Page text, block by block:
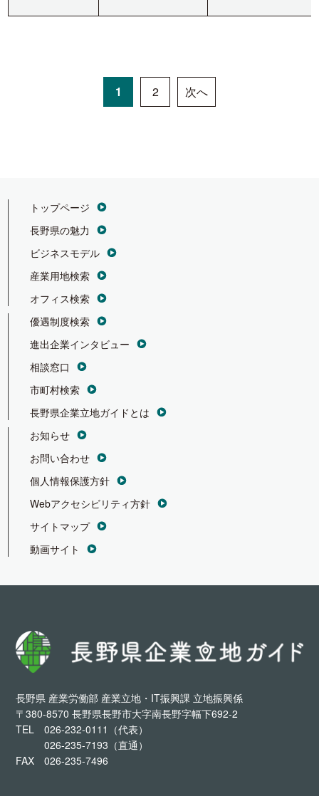
1 2 次へ
トップページ
長野県の魅力
ビジネスモデル
産業用地検索
オフィス検索
優遇制度検索
進出企業インタビュー
相談窓口
市町村検索
長野県企業立地ガイドとは
お知らせ
お問い合わせ
個人情報保護方針
Webアクセシビリティ方針
サイトマップ
動画サイト
長野県 産業労働部 産業立地・IT振興課 立地振興係
〒380-8570 長野県長野市大字南長野字幅下692-2
TEL 026-232-0111（代表）
026-235-7193（直通）
FAX 026-235-7496